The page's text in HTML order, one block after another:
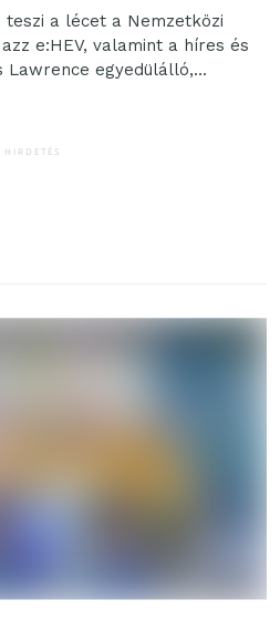
teszi a lécet a Nemzetközi
e:HEV, valamint a híres és
egyedülálló,...
HIRDETÉS